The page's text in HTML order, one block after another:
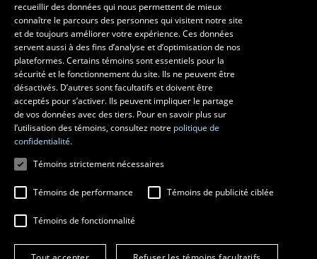
Ressources
monPortail
MESURES D'URGENCE
Composer le418 656-5555
© 2026 Université Laval
Tous droits réservés
recueillir des données qui nous permettent de mieux
connaître le parcours des personnes qui visitent notre site
et de toujours améliorer votre expérience. Ces données
servent aussi à des fins d’analyse et d’optimisation de nos
plateformes. Certains témoins sont essentiels pour la
sécurité et le fonctionnement du site. Ils ne peuvent être
désactivés. D’autres sont facultatifs et doivent être
acceptés pour s’activer. Ils peuvent impliquer le partage
de vos données avec des tiers. Pour en savoir plus sur
l’utilisation des témoins, consultez notre politique de
confidentialité.
Témoins strictement nécessaires
Témoins de performance Témoins de publicité ciblée
Témoins de fonctionnalité